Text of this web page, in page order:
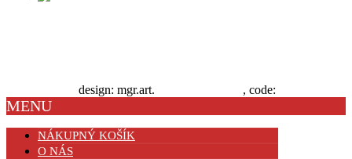
design: mgr.art. , code:
MENU
NÁKUPNÝ KOŠÍK
O NÁS